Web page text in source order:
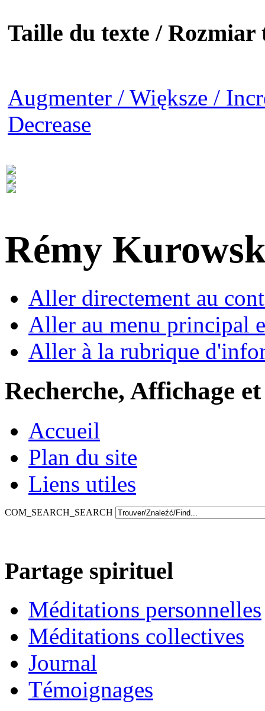
Taille du texte / Rozmiar
Augmenter / Większe /
Decrease
Rémy
Aller directement au
Aller au menu principal
Aller à la rubrique
Recherche, Affichage
Accueil
Plan du site
Liens utiles
COM_SEARCH_SEARCH
Partage spirituel
Méditations personnelles
Méditations collectives
Journal
Témoignages